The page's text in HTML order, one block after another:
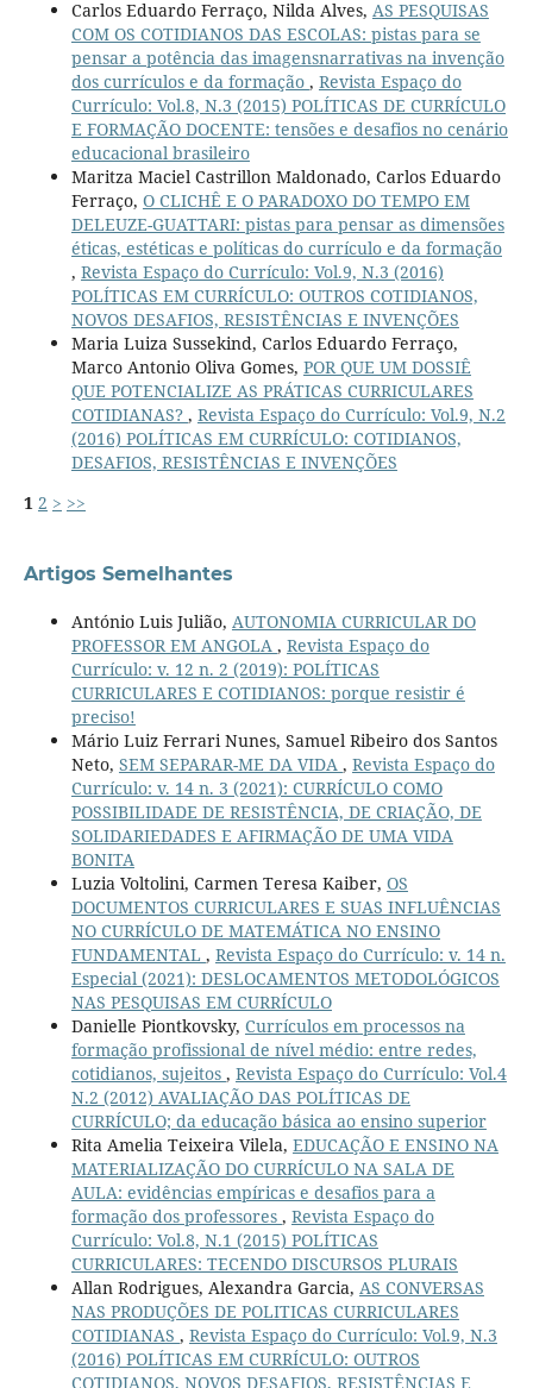
Carlos Eduardo Ferraço, Nilda Alves, AS PESQUISAS
COM OS COTIDIANOS DAS ESCOLAS: pistas para se
pensar a potência das imagensnarrativas na invenção
dos currículos e da formação , Revista Espaço do
Currículo: Vol.8, N.3 (2015) POLÍTICAS DE CURRÍCULO
E FORMAÇÃO DOCENTE: tensões e desafios no cenário
educacional brasileiro
Maritza Maciel Castrillon Maldonado, Carlos Eduardo
Ferraço, O CLICHÊ E O PARADOXO DO TEMPO EM
DELEUZE-GUATTARI: pistas para pensar as dimensões
éticas, estéticas e políticas do currículo e da formação
, Revista Espaço do Currículo: Vol.9, N.3 (2016)
POLÍTICAS EM CURRÍCULO: OUTROS COTIDIANOS,
NOVOS DESAFIOS, RESISTÊNCIAS E INVENÇÕES
Maria Luiza Sussekind, Carlos Eduardo Ferraço,
Marco Antonio Oliva Gomes, POR QUE UM DOSSIÊ
QUE POTENCIALIZE AS PRÁTICAS CURRICULARES
COTIDIANAS? , Revista Espaço do Currículo: Vol.9, N.2
(2016) POLÍTICAS EM CURRÍCULO: COTIDIANOS,
DESAFIOS, RESISTÊNCIAS E INVENÇÕES
1 2 > >>
Artigos Semelhantes
António Luis Julião, AUTONOMIA CURRICULAR DO
PROFESSOR EM ANGOLA , Revista Espaço do
Currículo: v. 12 n. 2 (2019): POLÍTICAS
CURRICULARES E COTIDIANOS: porque resistir é
preciso!
Mário Luiz Ferrari Nunes, Samuel Ribeiro dos Santos
Neto, SEM SEPARAR-ME DA VIDA , Revista Espaço do
Currículo: v. 14 n. 3 (2021): CURRÍCULO COMO
POSSIBILIDADE DE RESISTÊNCIA, DE CRIAÇÃO, DE
SOLIDARIEDADES E AFIRMAÇÃO DE UMA VIDA
BONITA
Luzia Voltolini, Carmen Teresa Kaiber, OS
DOCUMENTOS CURRICULARES E SUAS INFLUÊNCIAS
NO CURRÍCULO DE MATEMÁTICA NO ENSINO
FUNDAMENTAL , Revista Espaço do Currículo: v. 14 n.
Especial (2021): DESLOCAMENTOS METODOLÓGICOS
NAS PESQUISAS EM CURRÍCULO
Danielle Piontkovsky, Currículos em processos na
formação profissional de nível médio: entre redes,
cotidianos, sujeitos , Revista Espaço do Currículo: Vol.4
N.2 (2012) AVALIAÇÃO DAS POLÍTICAS DE
CURRÍCULO; da educação básica ao ensino superior
Rita Amelia Teixeira Vilela, EDUCAÇÃO E ENSINO NA
MATERIALIZAÇÃO DO CURRÍCULO NA SALA DE
AULA: evidências empíricas e desafios para a
formação dos professores , Revista Espaço do
Currículo: Vol.8, N.1 (2015) POLÍTICAS
CURRICULARES: TECENDO DISCURSOS PLURAIS
Allan Rodrigues, Alexandra Garcia, AS CONVERSAS
NAS PRODUÇÕES DE POLITICAS CURRICULARES
COTIDIANAS , Revista Espaço do Currículo: Vol.9, N.3
(2016) POLÍTICAS EM CURRÍCULO: OUTROS
COTIDIANOS, NOVOS DESAFIOS, RESISTÊNCIAS E